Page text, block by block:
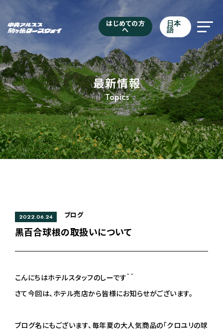
はじめての方
へ
日本
語
最新情報
Topics
2022.06.24 ブログ
黒百合球根の取扱いについて
こんにちはホテルスタッフのしーです＾＾
さて今回は、ホテル売店から皆様にお知らせがございます。
ブログ名にもございます、毎年夏の大人気商品の「クロユリの球